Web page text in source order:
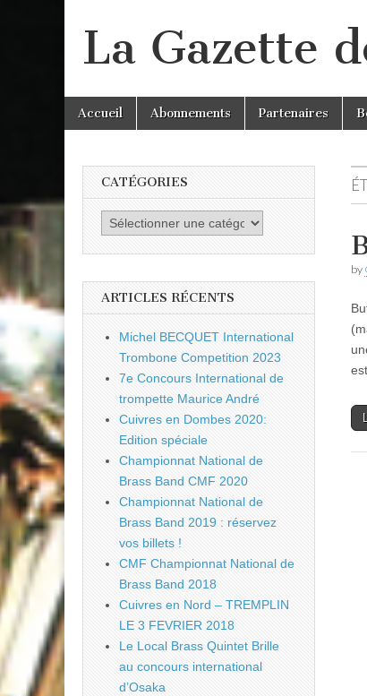
La Gazette
Main
menu
Skip
Accueil Abonnements Partenaires
by
CATÉGORIES
Catégories
ARTICLES RÉCENTS
Michel BECQUET International
Trombone Competition 2023
7e Concours International de
trompette Maurice André
Cuivres en Dombes 2020:
Edition spéciale
Championnat National de
Brass Band CMF 2020
Championnat National de
Brass Band 2019 : réservez
vos billets !
CMF Championnat National de
Brass Band 2018
Cuivres en Nord – TREMPLIN
LE 3 FEVRIER 2018
Le Local Brass Quintet Brille
au concours international
d’Osaka